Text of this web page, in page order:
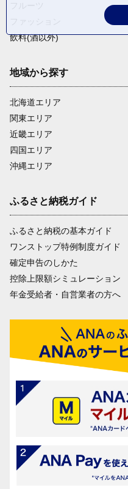
飲料(酒以外)
地域から探す
北海道エリア
関東エリア
近畿エリア
四国エリア
沖縄エリア
ふるさと納税ガイド
ふるさと納税の基本ガイド
ワンストップ特例制度ガイド
確定申告のしかた
控除上限額シミュレーション
年金受給者・自営業者の方へ